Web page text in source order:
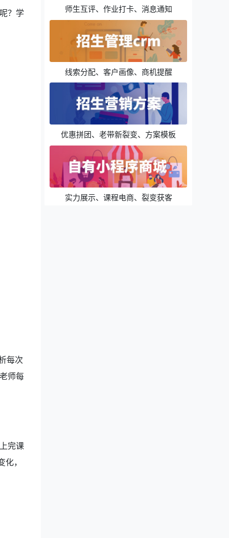
？学
每次
师每
完课
，
师生互评、作业打卡、消息通知
线索分配、客户画像、商机提醒
优惠拼团、老带新裂变、方案模板
实力展示、课程电商、裂变获客